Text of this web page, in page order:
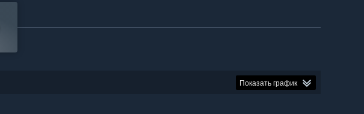
Показать график